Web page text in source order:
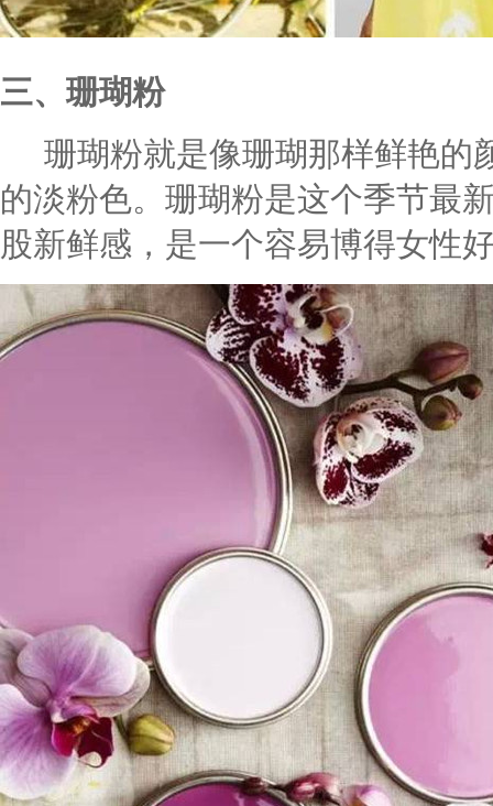
三、珊瑚粉
珊瑚粉就是像珊瑚那样鲜艳的
的淡粉色。珊瑚粉是这个季节最
股新鲜感，是一个容易博得女性